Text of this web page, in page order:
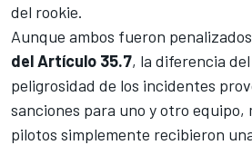
del rookie.
Aunque ambos fueron
del Artículo 35.7, la diferencia
peligrosidad de los incidentes
sanciones para uno y otro equipo,
pilotos simplemente recibieron